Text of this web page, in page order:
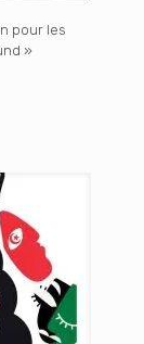
pour les
»